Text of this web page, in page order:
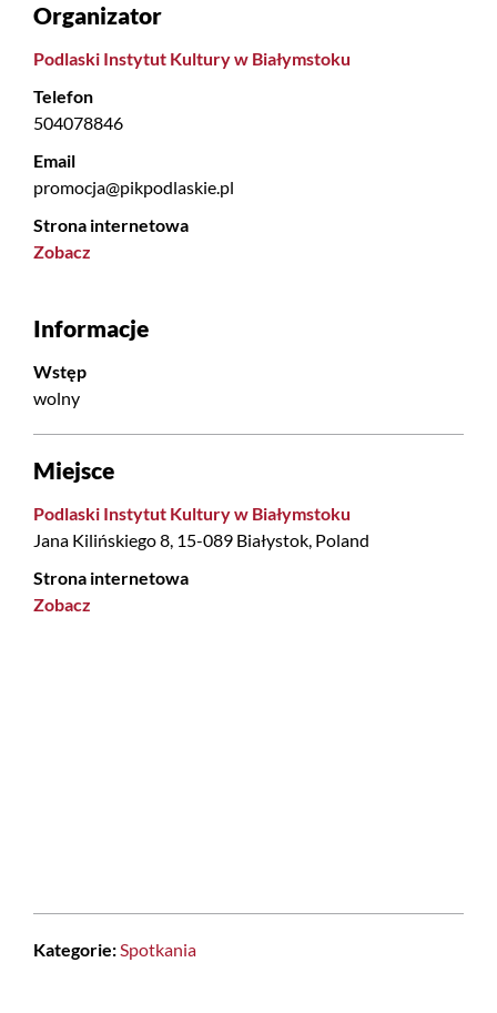
Organizator
Podlaski Instytut Kultury w Białymstoku
Telefon
504078846
Email
promocja@pikpodlaskie.pl
Strona internetowa
Zobacz
Informacje
Wstęp
wolny
Miejsce
Podlaski Instytut Kultury w Białymstoku
Jana Kilińskiego 8, 15-089 Białystok, Poland
Strona internetowa
Zobacz
Kategorie:Spotkania